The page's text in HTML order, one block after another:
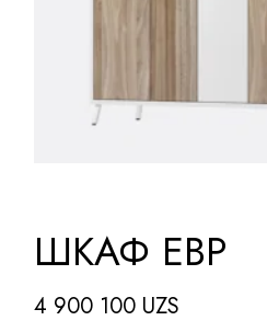
ШКАФ EBP
4 900 100 UZS